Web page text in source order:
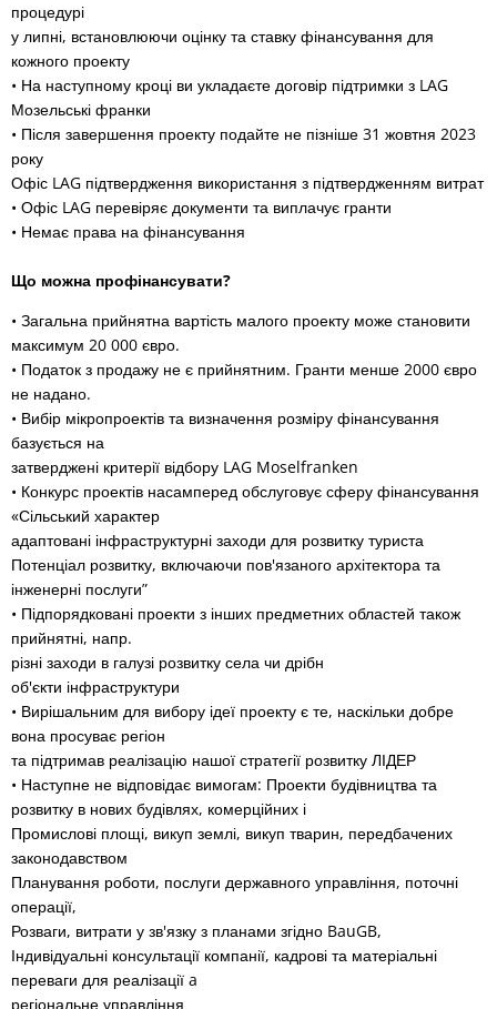
процедурі
у липні, встановлюючи оцінку та ставку фінансування для
кожного проекту
• На наступному кроці ви укладаєте договір підтримки з LAG
Мозельські франки
• Після завершення проекту подайте не пізніше 31 жовтня 2023
року
Офіс LAG підтвердження використання з підтвердженням витрат
• Офіс LAG перевіряє документи та виплачує гранти
• Немає права на фінансування
Що можна профінансувати?
• Загальна прийнятна вартість малого проекту може становити
максимум 20 000 євро.
• Податок з продажу не є прийнятним. Гранти менше 2000 євро
не надано.
• Вибір мікропроектів та визначення розміру фінансування
базується на
затверджені критерії відбору LAG Moselfranken
• Конкурс проектів насамперед обслуговує сферу фінансування
«Сільський характер
адаптовані інфраструктурні заходи для розвитку туриста
Потенціал розвитку, включаючи пов'язаного архітектора та
інженерні послуги”
• Підпорядковані проекти з інших предметних областей також
прийнятні, напр.
різні заходи в галузі розвитку села чи дрібн
об'єкти інфраструктури
• Вирішальним для вибору ідеї проекту є те, наскільки добре
вона просуває регіон
та підтримав реалізацію нашої стратегії розвитку ЛІДЕР
• Наступне не відповідає вимогам: Проекти будівництва та
розвитку в нових будівлях, комерційних і
Промислові площі, викуп землі, викуп тварин, передбачених
законодавством
Планування роботи, послуги державного управління, поточні
операції,
Розваги, витрати у зв'язку з планами згідно BauGB,
Індивідуальні консультації компанії, кадрові та матеріальні
переваги для реалізації a
регіональне управління